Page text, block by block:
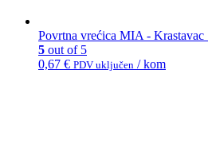
Povrtna vrećica MIA - Krastavac
5 out of 5
0,67 € PDV uključen / kom